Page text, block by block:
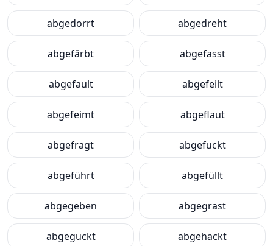
abgedorrt abgedreht
abgefärbt abgefasst
abgefault abgefeilt
abgefeimt abgeflaut
abgefragt abgefuckt
abgeführt abgefüllt
abgegeben abgegrast
abgeguckt abgehackt